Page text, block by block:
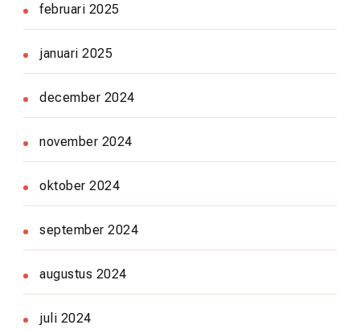
februari 2025
januari 2025
december 2024
november 2024
oktober 2024
september 2024
augustus 2024
juli 2024